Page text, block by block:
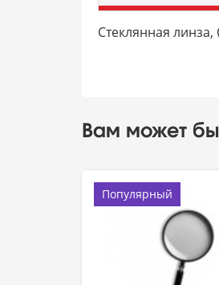
Стеклянная
Вам может
Популярный